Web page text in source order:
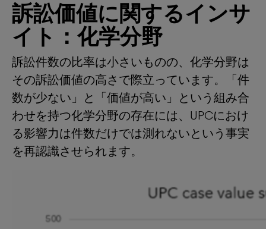
訴訟価値に関するインサ
イト：化学分野
訴訟件数の比率は小さいものの、化学分野は
その訴訟価値の高さで際立っています。「件
数が少ない」と「価値が高い」という組み合
わせを持つ化学分野の存在には、UPCにおけ
る影響力は件数だけでは測れないという事実
を再認識させられます。